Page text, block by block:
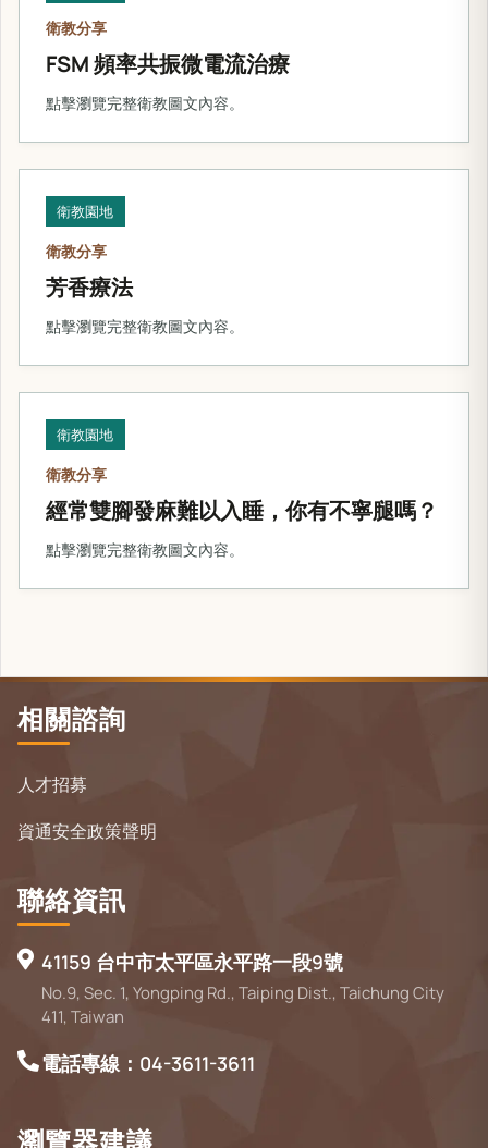
衛教分享
FSM 頻率共振微電流治療
點擊瀏覽完整衛教圖文內容。
衛教園地
衛教分享
芳香療法
點擊瀏覽完整衛教圖文內容。
衛教園地
衛教分享
經常雙腳發麻難以入睡，你有不寧腿嗎？
點擊瀏覽完整衛教圖文內容。
相關諮詢
人才招募
資通安全政策聲明
聯絡資訊
41159 台中市太平區永平路一段9號
No.9, Sec. 1, Yongping Rd., Taiping Dist., Taichung City
411, Taiwan
電話專線：04-3611-3611